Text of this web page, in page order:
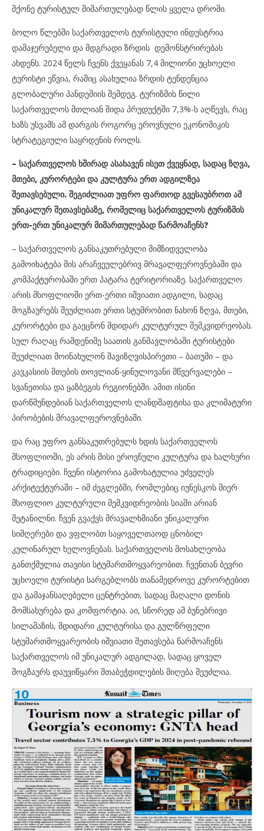
მქონე ტურისტულ მიმართულებად წლის ყველა დროში.
ბოლო წლებში საქართველოს ტურისტული ინდუსტრია
დამაჯერებელი და მდგრადი ზრდის დემონსტრირებას
ახდენს. 2024 წელს ჩვენს ქვეყანას 7,4 მილიონი უცხოელი
ტურისტი ეწვია, რაშიც ასახულია ზრდის ტენდენცია
გლობალური პანდემიის შემდეგ. ტურიზმის წილი
საქართველოს მთლიან შიდა პრუდუქტში 7,3%-ს აღწევს, რაც
ხაზს უსვამს ამ დარგის როგორც ეროვნული ეკონომიკის
სტრატეგიული საყრდენის როლს.
– საქართველოს ხშირად ასახავენ ისეთ ქვეყნად, სადაც ზღვა,
მთები, კურორტები და კულტურა ერთ ადგილზეა
შეთავსებული. შეგიძლიათ უფრო ფართოდ გვესაუბროთ ამ
უნიკალურ შეთავსებაზე, რომელიც საქართველოს ტურიზმის
ერთ-ერთ უნიკალურ მიმართულებად წარმოაჩენს?
– საქართველოს განსაკუთრებული მიმზიდველობა
გამოიხატება მის არაჩვეულებრივ მრავალფეროვნებაში და
კომპაქტურობაში ერთ პატარა ტერიტორიაზე. საქართველო
არის მსოფლიოში ერთ-ერთი იშვიათი ადგილი, სადაც
მოგზაურებს შეუძლიათ ერთი სტუმრობით ნახონ ზღვა, მთები,
კურორტები და გაეცნონ მდიდარ კულტურულ მემკვიდრეობას.
სულ რაღაც რამდენიმე საათის განმავლობაში ტურისტები
შეუძლიათ მოინახულონ შავიზღვისპირეთი – ბათუმი – და
კავკასიის მთების თოვლიან-ყინულოვანი მწვერვალები –
სვანეთისა და ყაზბეგის რეგიონებში. ამით ისინი
დარწმუნდებიან საქართველოს ლანდშაფტისა და კლიმატური
პირობების მრავალფეროვნებაში.
და რაც უფრო განსაკუთრებულს ხდის საქართველოს
მსოფლიოში, ეს არის მისი ეროვნული კულტურა და ხალხური
ტრადიციები. ჩვენი ისტორია გამოხატულია უძველეს
არქიტექტურაში – იმ ძეგლებში, რომლებიც იუნესკოს მიერ
მსოფლიო კულტურული მემკვიდრეობის სიაში არიან
შეტანილნი. ჩვენ გვაქვს მრავალხმიანი უნიკალური
სიმღერები და ვფლობთ საყოველთაოდ ცნობილ
კულინარულ ხელოვნებას. საქართველოს მოსახლეობა
განთქმულია თავისი სტუმართმოყვარეობით. ჩვენთან ბევრი
უცხოელი ტურისტი სარგებლობს თანამედროვე კურორტებით
და გამაჯანსაღებელი ცენტრებით, სადაც მაღალი დონის
მომსახურება და კომფორტია. აი, სწორედ ამ ბუნებრივი
სილამაზის, მდიდარი კულტურისა და გულწრფელი
სტუმართმოყვარეობის იშვიათი შეთავსება წარმოაჩენს
საქართველოს იმ უნიკალურ ადგილად, სადაც ყოველ
მოგზაურს დაუვიწყარი შთაბეჭდილების მიღება შეუძლია.